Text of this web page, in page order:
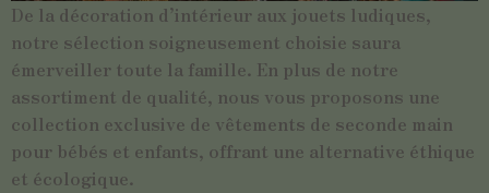
De la décoration d’intérieur aux jouets ludiques,
notre sélection soigneusement choisie saura
émerveiller toute la famille. En plus de notre
assortiment de qualité, nous vous proposons une
collection exclusive de vêtements de seconde main
pour bébés et enfants, offrant une alternative éthique
et écologique.